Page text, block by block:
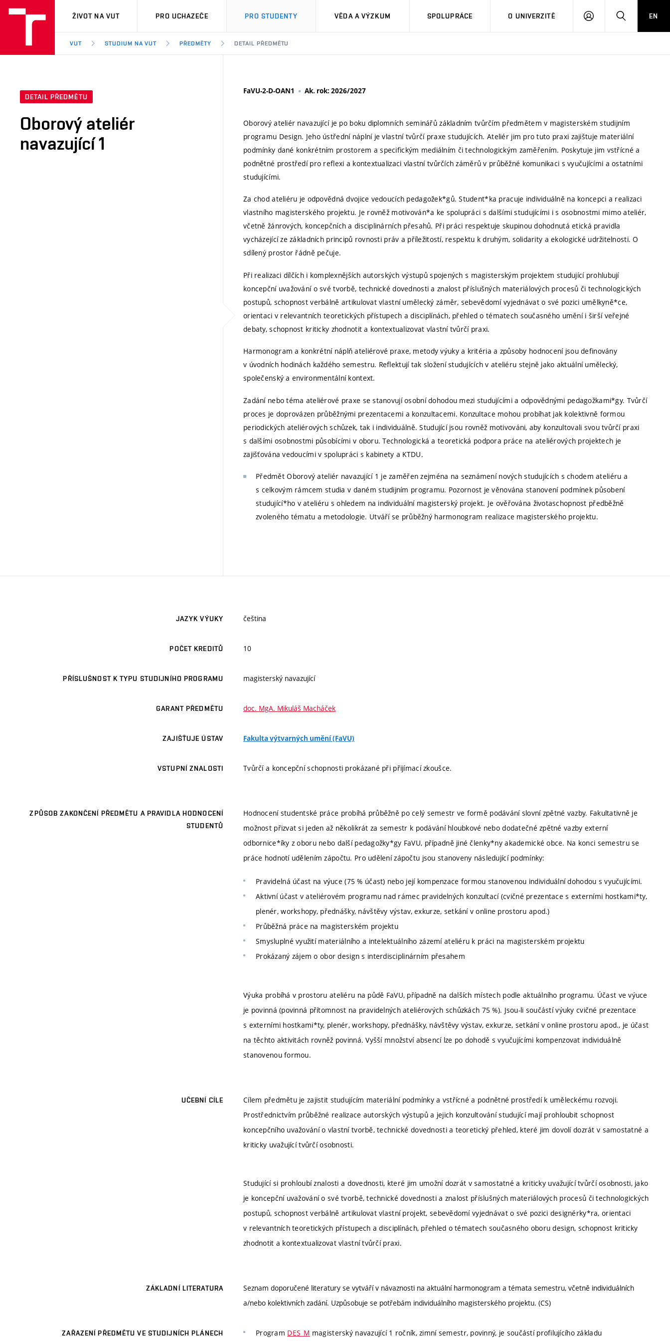
VUT
ŽIVOT NA VUT PRO UCHAZEČE PRO STUDENTY VĚDA A VÝZKUM SPOLUPRÁCE O UNIVERZITĚ
PŘIHLÁSIT HLEDATEN
VUT STUDIUM NA VUT PŘEDMĚTY DETAIL PŘEDMĚTU
DETAIL PŘEDMĚTU
Oborový ateliér
navazující 1
FaVU-2-D-OAN1 Ak. rok: 2026/2027
Oborový ateliér navazující je po boku diplomních seminářů základním tvůrčím předmětem v magisterském studijním
programu Design. Jeho ústřední náplní je vlastní tvůrčí praxe studujících. Ateliér jim pro tuto praxi zajištuje materiální
podmínky dané konkrétním prostorem a specifickým mediálním či technologickým zaměřením. Poskytuje jim vstřícné a
podnětné prostředí pro reflexi a kontextualizaci vlastní tvůrčích záměrů v průběžné komunikaci s vyučujícími a ostatními
studujícími.
Za chod ateliéru je odpovědná dvojice vedoucích pedagožek*gů. Student*ka pracuje individuálně na koncepci a realizaci
vlastního magisterského projektu. Je rovněž motivován*a ke spolupráci s dalšími studujícími i s osobnostmi mimo ateliér,
včetně žánrových, koncepčních a disciplinárních přesahů. Při práci respektuje skupinou dohodnutá etická pravidla
vycházející ze základních principů rovnosti práv a příležitostí, respektu k druhým, solidarity a ekologické udržitelnosti. O
sdílený prostor řádně pečuje.
Při realizaci dílčích i komplexnějších autorských výstupů spojených s magisterským projektem studující prohlubují
koncepční uvažování o své tvorbě, technické dovednosti a znalost příslušných materiálových procesů či technologických
postupů, schopnost verbálně artikulovat vlastní umělecký záměr, sebevědomí vyjednávat o své pozici umělkyně*ce,
orientaci v relevantních teoretických přístupech a disciplínách, přehled o tématech současného umění i širší veřejné
debaty, schopnost kriticky zhodnotit a kontextualizovat vlastní tvůrčí praxi.
Harmonogram a konkrétní náplň ateliérové praxe, metody výuky a kritéria a způsoby hodnocení jsou definovány
v úvodních hodinách každého semestru. Reflektují tak složení studujících v ateliéru stejně jako aktuální umělecký,
společenský a environmentální kontext.
Zadání nebo téma ateliérové praxe se stanovují osobní dohodou mezi studujícími a odpovědnými pedagožkami*gy. Tvůrčí
proces je doprovázen průběžnými prezentacemi a konzultacemi. Konzultace mohou probíhat jak kolektivně formou
periodických ateliérových schůzek, tak i individuálně. Studující jsou rovněž motivováni, aby konzultovali svou tvůrčí praxi
s dalšími osobnostmi působícími v oboru. Technologická a teoretická podpora práce na ateliérových projektech je
zajišťována vedoucími v spolupráci s kabinety a KTDU.
Předmět Oborový ateliér navazující 1 je zaměřen zejména na seznámení nových studujících s chodem ateliéru a
s celkovým rámcem studia v daném studijním programu. Pozornost je věnována stanovení podmínek působení
studující*ho v ateliéru s ohledem na individuální magisterský projekt. Je ověřována životaschopnost předběžně
zvoleného tématu a metodologie. Utváří se průběžný harmonogram realizace magisterského projektu.
JAZYK VÝUKY čeština
POČET KREDITŮ 10
PŘÍSLUŠNOST K TYPU STUDIJNÍHO PROGRAMU magisterský navazující
GARANT PŘEDMĚTU doc. MgA. Mikuláš Macháček
ZAJIŠŤUJE ÚSTAV Fakulta výtvarných umění (FaVU)
VSTUPNÍ ZNALOSTI Tvůrčí a koncepční schopnosti prokázané při přijímací zkoušce.
ZPŮSOB ZAKONČENÍ PŘEDMĚTU A PRAVIDLA HODNOCENÍ
STUDENTŮ
Hodnocení studentské práce probíhá průběžně po celý semestr ve formě podávání slovní zpětné vazby. Fakultativně je
možnost přizvat si jeden až několikrát za semestr k podávání hloubkové nebo dodatečné zpětné vazby externí
odbornice*íky z oboru nebo další pedagožky*gy FaVU, případně jiné členky*ny akademické obce. Na konci semestru se
práce hodnotí udělením zápočtu. Pro udělení zápočtu jsou stanoveny následující podmínky:
Pravidelná účast na výuce (75 % účast) nebo její kompenzace formou stanovenou individuální dohodou s vyučujícími.
Aktivní účast v ateliérovém programu nad rámec pravidelných konzultací (cvičné prezentace s externími hostkami*ty,
plenér, workshopy, přednášky, návštěvy výstav, exkurze, setkání v online prostoru apod.)
Průběžná práce na magisterském projektu
Smysluplné využití materiálního a intelektuálního zázemí ateliéru k práci na magisterském projektu
Prokázaný zájem o obor design s interdisciplinárním přesahem
Výuka probíhá v prostoru ateliéru na půdě FaVU, případně na dalších místech podle aktuálního programu. Účast ve výuce
je povinná (povinná přítomnost na pravidelných ateliérových schůzkách 75 %). Jsou-li součástí výuky cvičné prezentace
s externími hostkami*ty, plenér, workshopy, přednášky, návštěvy výstav, exkurze, setkání v online prostoru apod., je účast
na těchto aktivitách rovněž povinná. Vyšší množství absencí lze po dohodě s vyučujícími kompenzovat individuálně
stanovenou formou.
UČEBNÍ CÍLE
Cílem předmětu je zajistit studujícím materiální podmínky a vstřícné a podnětné prostředí k uměleckému rozvoji.
Prostřednictvím průběžné realizace autorských výstupů a jejich konzultování studující mají prohloubit schopnost
koncepčního uvažování o vlastní tvorbě, technické dovednosti a teoretický přehled, které jim dovolí dozrát v samostatné a
kriticky uvažující tvůrčí osobnosti.
Studující si prohloubí znalosti a dovednosti, které jim umožní dozrát v samostatné a kriticky uvažující tvůrčí osobnosti, jako
je koncepční uvažování o své tvorbě, technické dovednosti a znalost příslušných materiálových procesů či technologických
postupů, schopnost verbálně artikulovat vlastní projekt, sebevědomí vyjednávat o své pozici designérky*ra, orientaci
v relevantních teoretických přístupech a disciplínách, přehled o tématech současného oboru design, schopnost kriticky
zhodnotit a kontextualizovat vlastní tvůrčí praxi.
ZÁKLADNÍ LITERATURA
Seznam doporučené literatury se vytváří v návaznosti na aktuální harmonogram a témata semestru, včetně individuálních
a/nebo kolektivních zadání. Uzpůsobuje se potřebám individuálního magisterského projektu. (CS)
ZAŘAZENÍ PŘEDMĚTU VE STUDIJNÍCH PLÁNECH Program DES_M magisterský navazující 1 ročník, zimní semestr, povinný, je součástí profilujícího základu